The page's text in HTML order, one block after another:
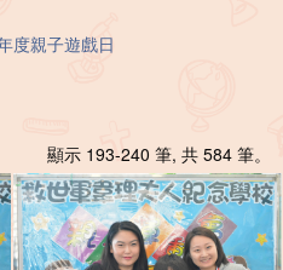
度親子遊戲日
顯示 193-240 筆, 共 584 筆。